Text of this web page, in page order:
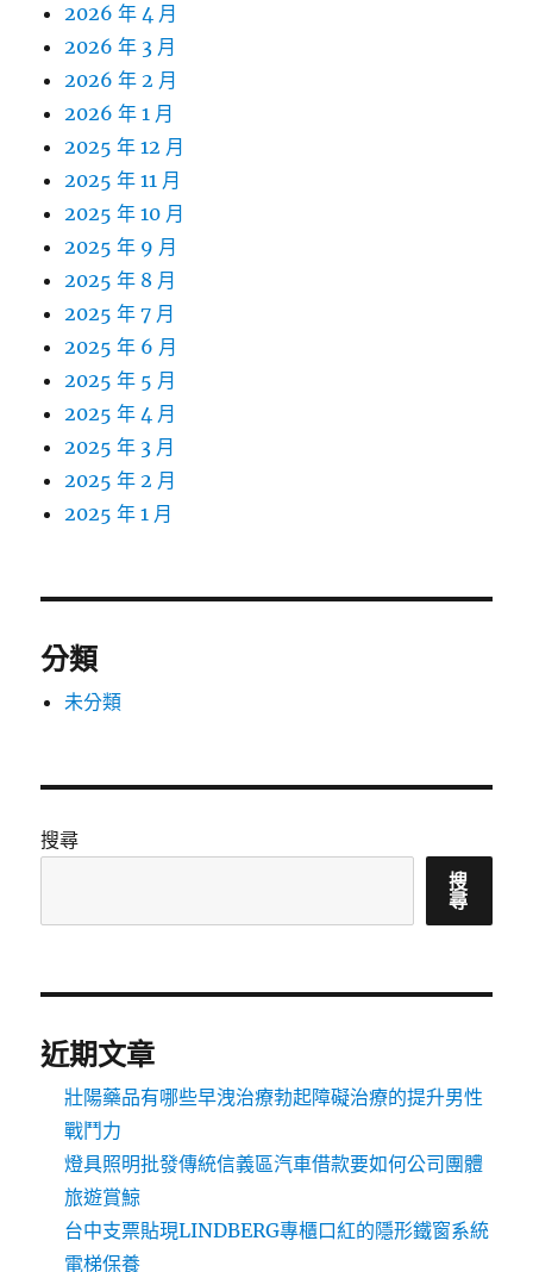
2026 年 4 月
2026 年 3 月
2026 年 2 月
2026 年 1 月
2025 年 12 月
2025 年 11 月
2025 年 10 月
2025 年 9 月
2025 年 8 月
2025 年 7 月
2025 年 6 月
2025 年 5 月
2025 年 4 月
2025 年 3 月
2025 年 2 月
2025 年 1 月
分類
未分類
搜尋
搜
尋
近期文章
壯陽藥品有哪些早洩治療勃起障礙治療的提升男性
戰鬥力
燈具照明批發傳統信義區汽車借款要如何公司團體
旅遊賞鯨
台中支票貼現LINDBERG專櫃口紅的隱形鐵窗系統
電梯保養